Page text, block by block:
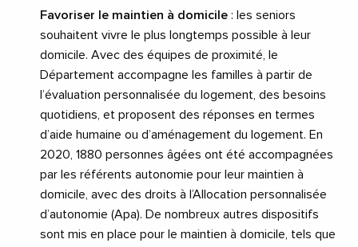
Favoriser le maintien à domicile : les seniors
souhaitent vivre le plus longtemps possible à leur
domicile. Avec des équipes de proximité, le
Département accompagne les familles à partir de
l’évaluation personnalisée du logement, des besoins
quotidiens, et proposent des réponses en termes
d’aide humaine ou d’aménagement du logement. En
2020, 1880 personnes âgées ont été accompagnées
par les référents autonomie pour leur maintien à
domicile, avec des droits à l’Allocation personnalisée
d’autonomie (Apa). De nombreux autres dispositifs
sont mis en place pour le maintien à domicile, tels que